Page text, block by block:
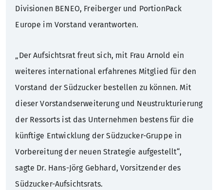
Divisionen BENEO, Freiberger und PortionPack
Europe im Vorstand verantworten.
„Der Aufsichtsrat freut sich, mit Frau Arnold ein
weiteres international erfahrenes Mitglied für den
Vorstand der Südzucker bestellen zu können. Mit
dieser Vorstandserweiterung und Neustrukturierung
der Ressorts ist das Unternehmen bestens für die
künftige Entwicklung der Südzucker-Gruppe in
Vorbereitung der neuen Strategie aufgestellt“,
sagte Dr. Hans-Jörg Gebhard, Vorsitzender des
Südzucker-Aufsichtsrats.